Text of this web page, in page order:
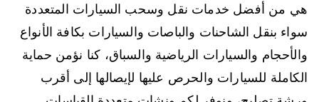
هي من أفضل خدمات نقل وسحب السيارات المتعددة
سواء بنقل الشاحنات والباصات والسيارات بكافة الأنواع
والأحجام والسيارات الرياضية والسباق، كنا نؤمن حماية
الكاملة للسيارات والحرص عليها لإيصالها إلى أقرب